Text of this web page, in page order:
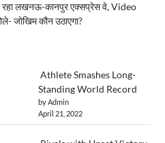
रहा लखनऊ-कानपुर एक्सप्रेस वे, Video
जोखिम कौन उठाएगा?
Athlete Smashes Long-
Standing World Record
by Admin
April 21, 2022